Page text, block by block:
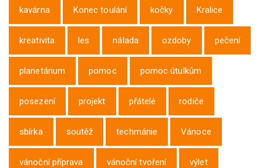
kavárna Konec toulání kočky Kralice
kreativita les nálada ozdoby pečení
planetárium pomoc pomoc útulkům
posezení projekt přátelé rodiče
sbírka soutěž techmánie Vánoce
vánoční příprava vánoční tvoření výlet